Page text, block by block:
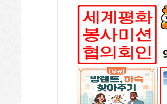
K-포차 ...미시사가(만
두향프라자)
전화: 905-824-2141
169 DUNDAS ST. E.
#7 Mississauga, ON
스마트 디지탈 프린팅
- 인쇄 및 디자인
전화: 416-909-7070